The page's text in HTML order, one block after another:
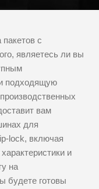
с
являетесь ли вы
подходящую
вам
для
lock, включая
и
на
будете готовы